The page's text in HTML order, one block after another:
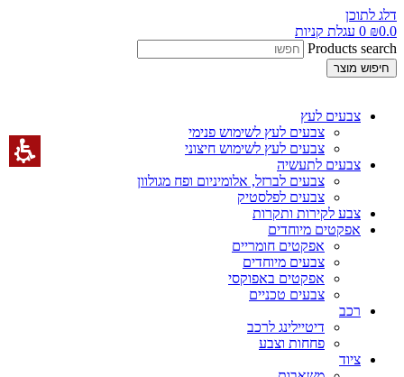
דלג לתוכן
₪0.0
0 עגלת קניות
Products search
חיפוש מוצר
צבעים לעץ
צבעים לעץ לשימוש פנימי
צבעים לעץ לשימוש חיצוני
צבעים לתעשיה
צבעים לברזל, אלומיניום ופח מגולוון
צבעים לפלסטיק
צבע לקירות ותקרות
אפקטים מיוחדים
אפקטים חומריים
צבעים מיוחדים
אפקטים באפוקסי
צבעים טכניים
רכב
דיטיילינג לרכב
פחחות וצבע
ציוד